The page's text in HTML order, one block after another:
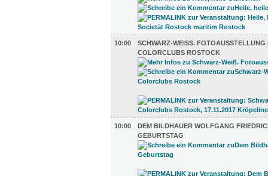
10:00
SCHWARZ-WEISS. FOTOAUSSTELLUNG
OLORCLUBS ROSTOCK
10:00
DEM BILDHAUER WOLFGANG
GEBURTSTAG